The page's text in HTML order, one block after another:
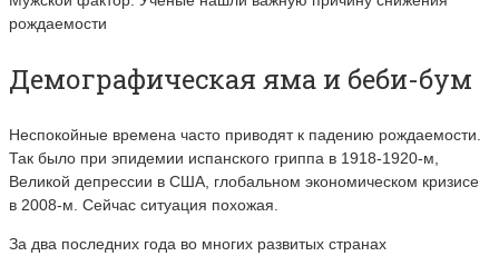
рождаемости
Демографическая яма и беби-бум
Неспокойные времена часто приводят к падению рождаемости.
Так было при эпидемии испанского гриппа в 1918-1920-м,
Великой депрессии в США, глобальном экономическом кризисе
в 2008-м. Сейчас ситуация похожая.
За два последних года во многих развитых странах